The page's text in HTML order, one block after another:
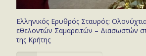
Ελληνικός Ερυθρός Σταυρός:
εθελοντών Σαμαρειτών – Διασωστών
της Κρήτης